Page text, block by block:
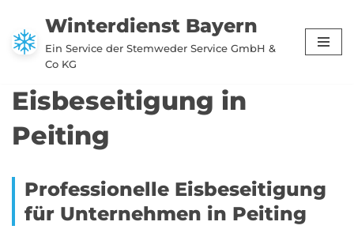
Zum
Inhalt
Winterdienst Bayern
Ein Service der Stemweder Service GmbH &
Co KG
Eisbeseitigung in
Peiting
Professionelle Eisbeseitigung
für Unternehmen in Peiting